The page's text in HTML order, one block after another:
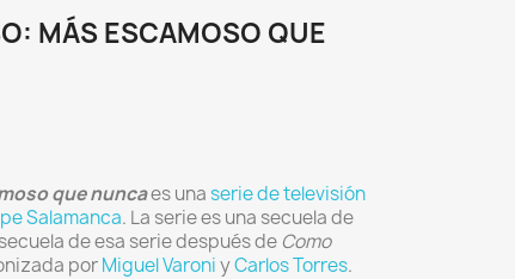
MÁS ESCAMOSO QUE
que nuncaes unaserie de televisión
Salamanca. La serie es una secuela de
de esa serie después de Como
porMiguel VaroniyCarlos Torres.